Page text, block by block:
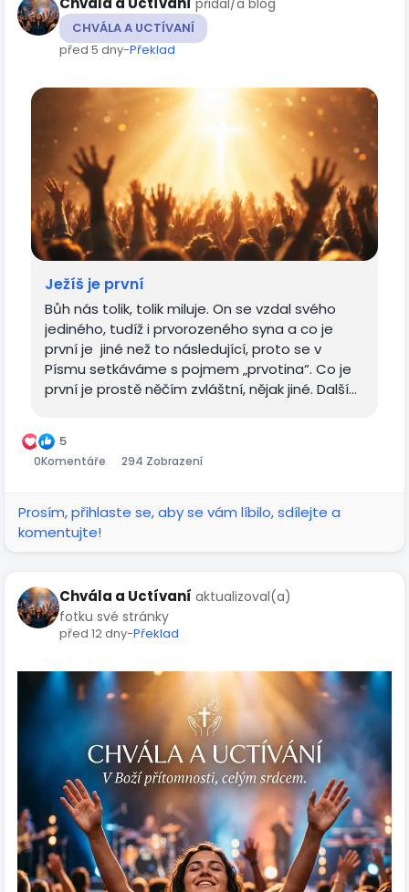
přidal/a blog
CHVÁLA A UCTÍVANÍ
před 5 dny-Překlad
Ježíš je první
Bůh nás tolik, tolik miluje. On se vzdal svého
jediného, tudíž i prvorozeného syna a co je
první je jiné než to následující, proto se v
Písmu setkáváme s pojmem „prvotina“. Co je
první je prostě něčím zvláštní, nějak jiné. Další...
5
0Komentáře 294 Zobrazení
Prosím, přihlaste se, aby se vám líbilo, sdílejte a
komentujte!
Chvála a Uctívaní aktualizoval(a)
fotku své stránky
před 12 dny-Překlad